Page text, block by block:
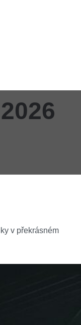
v překrásném